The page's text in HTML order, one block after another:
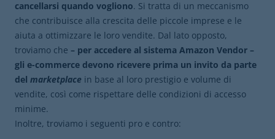
cancellarsi quando vogliono. Si tratta di un meccanismo
che contribuisce alla crescita delle piccole imprese e le
aiuta a ottimizzare le loro vendite. Dal lato opposto,
troviamo che – per accedere al sistema Amazon Vendor –
gli e-commerce devono ricevere prima un invito da parte
del marketplace in base al loro prestigio e volume di
vendite, così come rispettare delle condizioni di accesso
minime.
Inoltre, troviamo i seguenti pro e contro: